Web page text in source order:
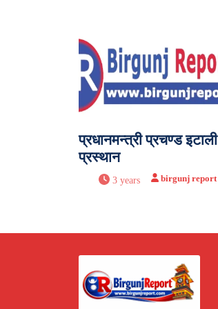
प्रधानमन्त्री प्रचण्ड इटाली
प्रस्थान
3 years birgunj report